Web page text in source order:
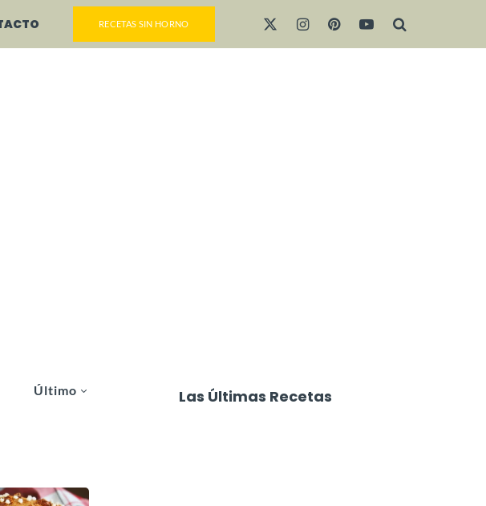
RECETAS SIN HORNO
Último Las Últimas Recetas